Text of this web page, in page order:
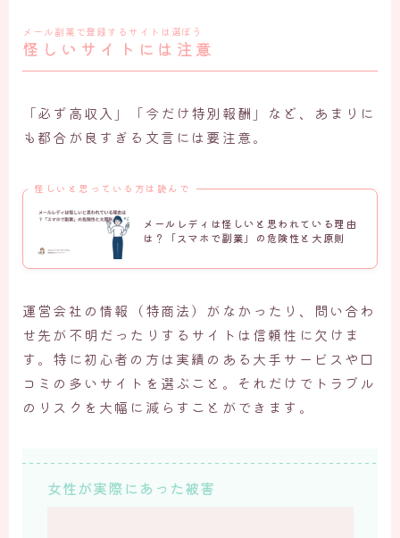
メール副業で登録するサイトは選ぼう
怪しいサイトには注意
「必ず高収入」「今だけ特別報酬」など、あまりに
も都合が良すぎる文言には要注意。
怪しいと思っている方は読んで
メールレディは怪しいと思われている理由
は？「スマホで副業」の危険性と大原則
運営会社の情報（特商法）がなかったり、問い合わ
せ先が不明だったりするサイトは信頼性に欠けま
す。特に初心者の方は実績のある大手サービスや口
コミの多いサイトを選ぶこと。それだけでトラブル
のリスクを大幅に減らすことができます。
女性が実際にあった被害